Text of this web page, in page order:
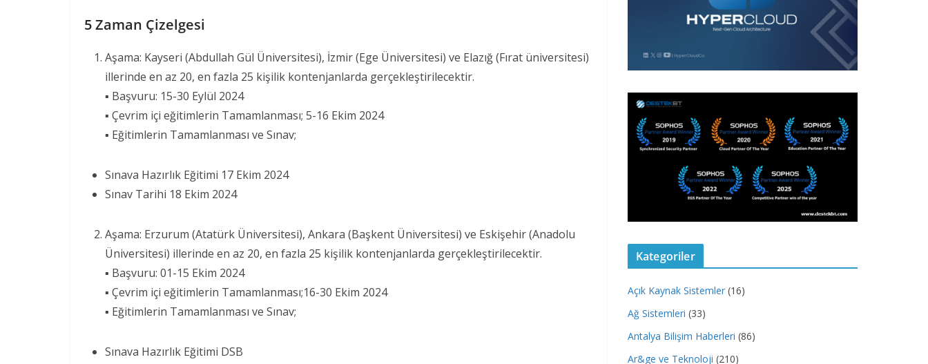
5 Zaman Çizelgesi
Aşama: Kayseri (Abdullah Gül Üniversitesi), İzmir (Ege Üniversitesi) ve Elazığ (Fırat üniversitesi)
illerinde en az 20, en fazla 25 kişilik kontenjanlarda gerçekleştirilecektir.
▪ Başvuru: 15-30 Eylül 2024
▪ Çevrim içi eğitimlerin Tamamlanması; 5-16 Ekim 2024
▪ Eğitimlerin Tamamlanması ve Sınav;
Sınava Hazırlık Eğitimi 17 Ekim 2024
Sınav Tarihi 18 Ekim 2024
Aşama: Erzurum (Atatürk Üniversitesi), Ankara (Başkent Üniversitesi) ve Eskişehir (Anadolu
Üniversitesi) illerinde en az 20, en fazla 25 kişilik kontenjanlarda gerçekleştirilecektir.
▪ Başvuru: 01-15 Ekim 2024
▪ Çevrim içi eğitimlerin Tamamlanması;16-30 Ekim 2024
▪ Eğitimlerin Tamamlanması ve Sınav;
Sınava Hazırlık Eğitimi DSB
Kategoriler
Açık Kaynak Sistemler (16)
Ağ Sistemleri (33)
Antalya Bilişim Haberleri (86)
Ar&ge ve Teknoloji (210)